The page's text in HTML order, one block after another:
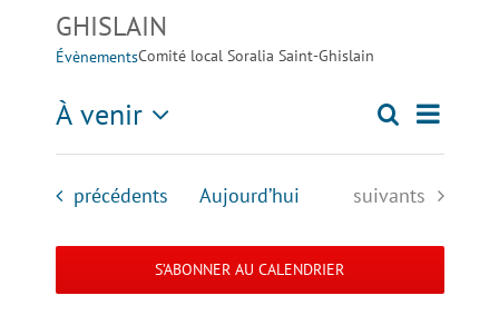
GHISLAIN
ÉvènementsComité local Soralia Saint-Ghislain
Recherche
et
navigation
de
Recherche
de
Liste
À venir
Sélectionnez
date.
Évènements
précédents Aujourd’hui Évènements
suivants
S’ABONNER AU CALENDRIER